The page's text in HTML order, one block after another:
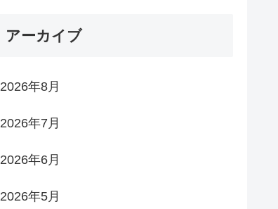
アーカイブ
2026年8月
2026年7月
2026年6月
2026年5月